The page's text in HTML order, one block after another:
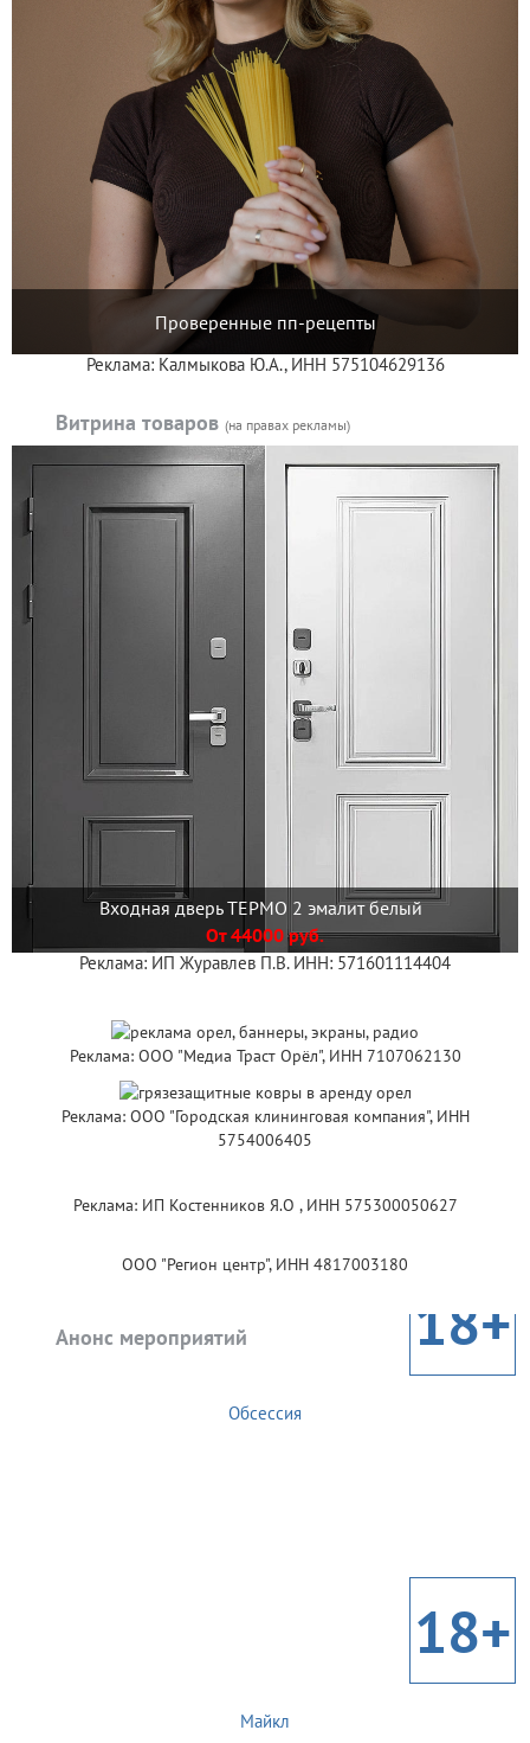
Проверенные пп-рецепты
Реклама: Калмыкова Ю.А., ИНН 575104629136
Витрина товаров (на правах рекламы)
Входная дверь ТЕРМО 2 эмалит белый
От 44000 руб.
Реклама: ИП Журавлев П.В. ИНН: 571601114404
Реклама: ООО "Медиа Траст Орёл", ИНН 7107062130
Реклама: ООО "Городская клининговая компания", ИНН
5754006405
Реклама: ИП Костенников Я.О , ИНН 575300050627
ООО "Регион центр", ИНН 4817003180
Анонс мероприятий 18+
Обсессия
18+
Майкл